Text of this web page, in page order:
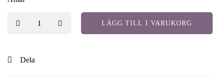
LÄGG TILL I VARUKORG
Dela